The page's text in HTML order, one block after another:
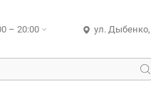
– 20:00 ул. Дыбенко,